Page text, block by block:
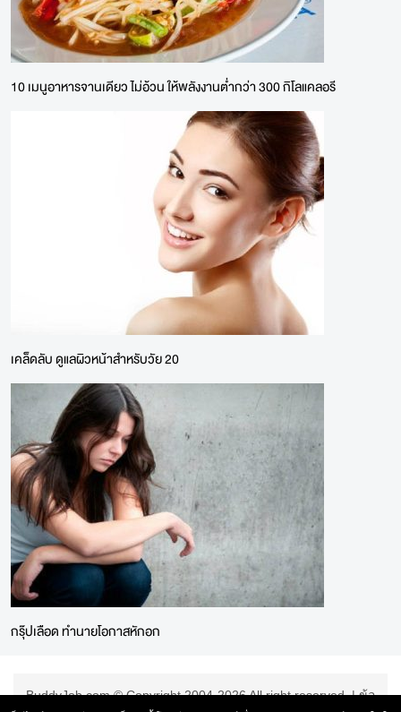
10 เมนูอาหารจานเดียว ไม่อ้วน ให้พลังงานต่ำกว่า 300 กิโลแคลอรี
เคล็ดลับ ดูแลผิวหน้าสำหรับวัย 20
กรุ๊ปเลือด ทำนายโอกาสหักอก
BuddyJob.com © Copyright 2004-2026 All right reserved. |ข้อ